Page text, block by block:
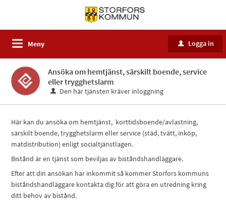
Meny u Logga in
Ansöka om hemtjänst, särskilt boende, service
eller trygghetslarm
Den här tjänsten kräver inloggning
Här kan du ansöka om hemtjänst, korttidsboende/avlastning,
särskilt boende, trygghetslarm eller service (städ, tvätt, inköp,
matdistribution) enligt socialtjänstlagen.
Bistånd är en tjänst som beviljas av biståndshandläggare.
Efter att din ansökan har inkommit så kommer Storfors kommuns
biståndshandläggare kontakta dig för att göra en utredning kring
ditt behov av bistånd.